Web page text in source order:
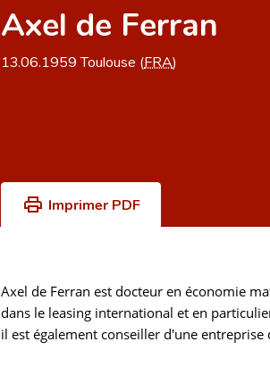
Axel de Ferran
13.06.1959Toulouse (FRA)
Imprimer PDF
Axel de Ferran est docteur en économie
dans le leasing international et en
il est également conseiller d'une